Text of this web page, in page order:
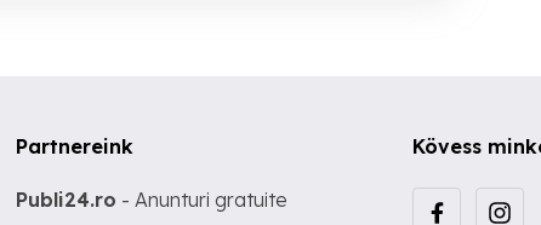
Partnereink
Publi24.ro - Anunturi gratuite
Kövess